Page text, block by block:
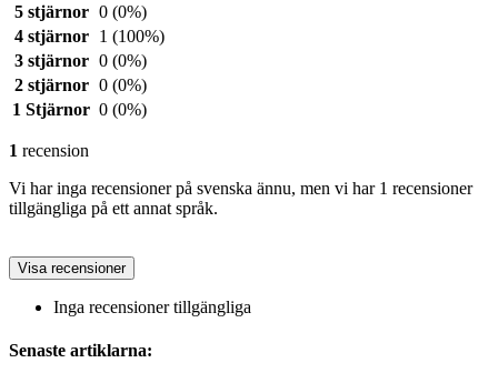
5 stjärnor 0 (0%)
4 stjärnor
1 (100%)
3 stjärnor 0 (0%)
2 stjärnor 0 (0%)
1 Stjärnor 0 (0%)
1 recension
Vi har inga recensioner på svenska ännu, men vi har 1 recensioner
tillgängliga på ett annat språk.
Visa recensioner
Inga recensioner tillgängliga
Senaste artiklarna: